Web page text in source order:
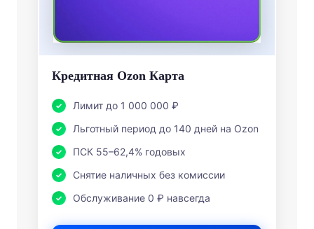
Кредитная Ozon Карта
Лимит до 1 000 000 ₽
Льготный период до 140 дней на Ozon
ПСК 55–62,4% годовых
Снятие наличных без комиссии
Обслуживание 0 ₽ навсегда